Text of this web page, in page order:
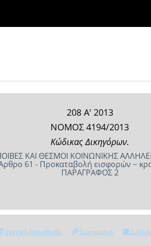
208 Α' 2013
ΝΟΜΟΣ 4194/2013
Κώδικας Δικηγόρων.
ΚΑΙ ΘΕΣΜΟΙ ΚΟΙΝΩΝΙΚΗΣ
61 - Προκαταβολή εισφορών −
ΠΑΡΑΓΡΑΦΟΣ 2
Σχετική Νομοθεσία Συνημμένα